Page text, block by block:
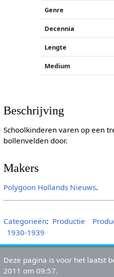
Genre
Decennia
Lengte
Medium
Beschrijving
Schoolkinderen varen op een
bollenvelden door.
Makers
Polygoon Hollands Nieuws.
Categorieën: Productie
1930-1939
Deze pagina is voor het laatst
2011 om 09:57.